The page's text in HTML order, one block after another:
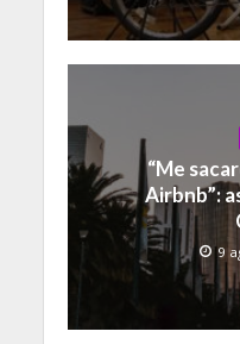
“Me
Airbnb”:
9